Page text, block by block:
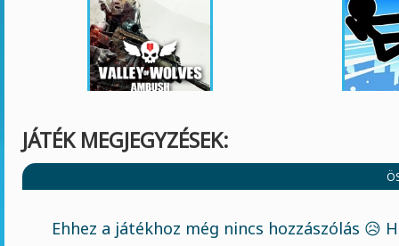
JÁTÉK MEGJEGYZÉSEK:
Ehhez a játékhoz még nincs hozzászólás 😥